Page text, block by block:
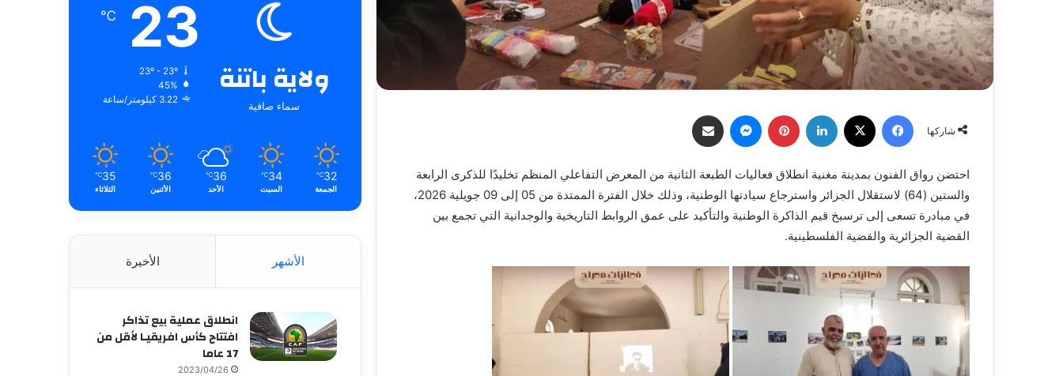
شاركها
فيسبوك لينكدإن بينتيريست ماسنجر
احتضن رواق الفنون بمدينة مغنية انطلاق فعاليات الطبعة الثانية من المعرض التفاعلي المنظم تخليدًا للذكرى الرابعة
والستين (64) لاستقلال الجزائر واسترجاع سيادتها الوطنية، وذلك خلال الفترة الممتدة من 05 إلى 09 جويلية 2026،
في مبادرة تسعى إلى ترسيخ قيم الذاكرة الوطنية والتأكيد على عمق الروابط التاريخية والوجدانية التي تجمع بين
القضية الجزائرية والقضية الفلسطينية.
ولاية باتنة
سماء صافية
23
℃
23º - 23º
45%
3.22 كيلومتر/ساعة
32
℃
الجمعة
34
℃
السبت
36
℃
الأحد
36
℃
الأثنين
35
℃
الثلاثاء
الأشهر الأخيرة
انطلاق عملية بيع تذاكر
افتتاح كأس افريقيـا لأقل من
17 عاما
2023/04/26